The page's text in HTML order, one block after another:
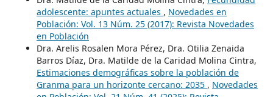
adolescente: apuntes actuales , Novedades en
Población: Vol. 13 Núm. 25 (2017): Revista Novedades
en Población
Dra. Arelis Rosalen Mora Pérez, Dra. Otilia Zenaida
Barros Díaz, Dra. Matilde de la Caridad Molina Cintra,
Estimaciones demográficas sobre la población de
Granma para un horizonte cercano: 2035 , Novedades